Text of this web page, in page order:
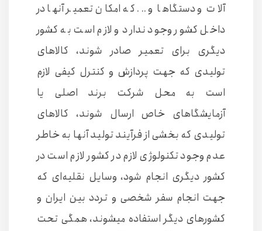
آلات و دستگاها و ... که امکان تعمیر آنها در
داخل کشور وجود ندارد و لازم است به کشور
دیگری برای تعمیر صادر شوند، کالاهای
تولیدی که جهت پردازش و کنترل کیفی لازم
است به محل شرکت برند اصلی یا
آزمایشگاهای خاص ارسال شوند، کالاهای
تولیدی که بخشی از فرآیند تولید آنها به خاطر
عدم وجود تکنولوژی لازم در کشور لازم است در
کشور دیگری انجام شود، وسایل نقلیه‌ای که
جهت انجام سفر شخصی و تردد بین ایران و
کشورهای دیگر استفاده میشوند، همگی تحت